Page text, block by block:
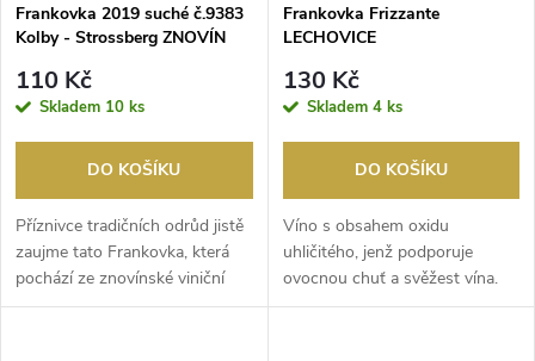
Frankovka 2019 suché č.9383
Kolby - Strossberg ZNOVÍN
110 Kč
Skladem 10 ks
DO KOŠÍKU
Příznivce tradičních odrůd jistě
zaujme tato Frankovka, která
pochází ze znovínské viniční
trati Kol...
Frankovka Frizzante
LECHOVICE
130 Kč
Skladem 4 ks
DO KOŠÍKU
Víno s obsahem oxidu
uhličitého, jenž podporuje
ovocnou chuť a svěžest vína.
Základem je tiché víno...